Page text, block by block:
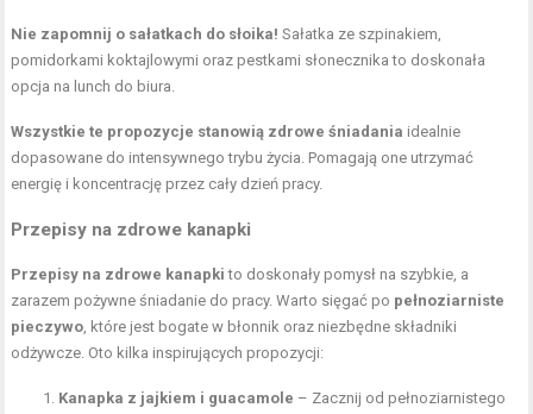
Nie zapomnij o sałatkach do słoika! Sałatka ze szpinakiem,
pomidorkami koktajlowymi oraz pestkami słonecznika to doskonała
opcja na lunch do biura.
Wszystkie te propozycje stanowią zdrowe śniadania idealnie
dopasowane do intensywnego trybu życia. Pomagają one utrzymać
energię i koncentrację przez cały dzień pracy.
Przepisy na zdrowe kanapki
Przepisy na zdrowe kanapki to doskonały pomysł na szybkie, a
zarazem pożywne śniadanie do pracy. Warto sięgać po pełnoziarniste
pieczywo, które jest bogate w błonnik oraz niezbędne składniki
odżywcze. Oto kilka inspirujących propozycji:
Kanapka z jajkiem i guacamole – Zacznij od pełnoziarnistego